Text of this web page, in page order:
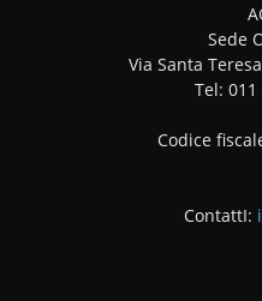
Sede
Via Santa
Tel: 011
Codice
ContattI: